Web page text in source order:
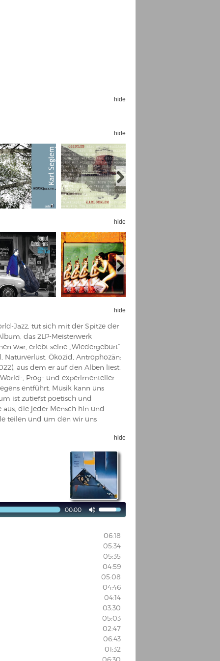
hide
hide
hide
hide
Jazz, tut sich mit der Spitze der
das 2LP-Meisterwerk
war, erlebt seine „Wiedergeburt“
Ökozid, Antrophozän:
aus dem er auf den Alben liest.
, Prog- und experimenteller
entführt. Musik kann uns
ist zutiefst poetisch und
die jeder Mensch hin und
teilen und um den wir uns
hide

00:00
06:18
05:34
05:35
04:59
05:08
04:46
04:14
03:30
05:03
02:47
06:43
01:32
06:30